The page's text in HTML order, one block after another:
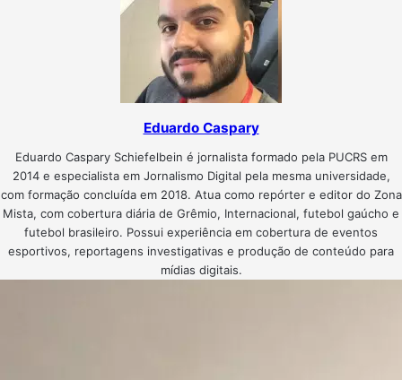
Eduardo Caspary
Eduardo Caspary Schiefelbein é jornalista formado pela PUCRS em
2014 e especialista em Jornalismo Digital pela mesma universidade,
com formação concluída em 2018. Atua como repórter e editor do Zona
Mista, com cobertura diária de Grêmio, Internacional, futebol gaúcho e
futebol brasileiro. Possui experiência em cobertura de eventos
esportivos, reportagens investigativas e produção de conteúdo para
mídias digitais.